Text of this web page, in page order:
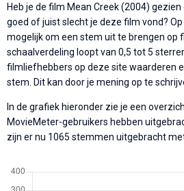
Heb je de film Mean Creek (2004)
goed of juist slecht je deze film vond?
mogelijk om een stem uit te brengen op
schaalverdeling loopt van 0,5 tot 5
filmliefhebbers op deze site waarderen
stem. Dit kan door je mening op te
In de grafiek hieronder zie je een
MovieMeter-gebruikers hebben
zijn er nu 1065 stemmen uitgebracht